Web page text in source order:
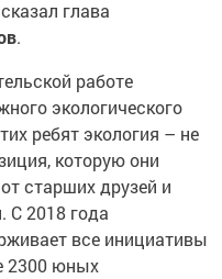
глава
.
работе
экологического
ребят экология – не
которую они
старших друзей и
С 2018 года
все инициативы
2300 юных